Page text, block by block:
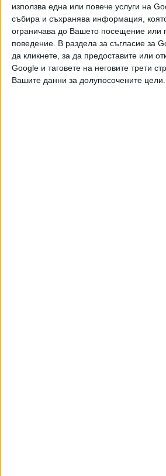
използва една или повече услуги на
събира и съхранява информация,
ограничава до Вашето посещение или
поведение. В раздела за съгласие за
да кликнете, за да предоставите или
Google и таговете на неговите трети
Вашите данни за долупосочените цели.
Ако искате да подкрепите независимата
и качествена журналистика в “Сега”,
можете да направите дарение през
PayPal